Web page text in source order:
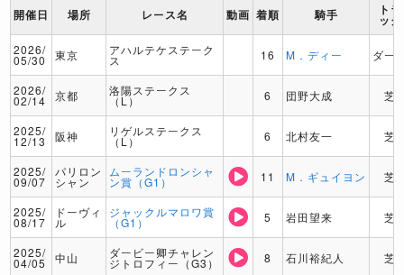
開催日 場所 レース名 動画 着順 騎手 トラ
ック
2026/
05/30 東京 アハルテケステーク
ス 16 M．ディー ダー
2026/
02/14 京都 洛陽ステークス
（L） 6 団野大成 芝
2025/
12/13 阪神 リゲルステークス
（L） 6 北村友一 芝
2025/
09/07
パリロン
シャン
ムーランドロンシャ
ン賞（G1） 11 M．ギュイヨン 芝
2025/
08/17
ドーヴィ
ル
ジャックルマロワ賞
（G1） 5 岩田望来 芝
2025/
04/05 中山 ダービー卿チャレン
ジトロフィー（G3） 8 石川裕紀人 芝